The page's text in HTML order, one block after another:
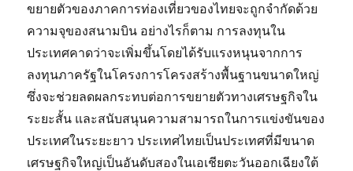
ขยายตัวของภาคการท่องเที่ยวของไทยจะถูกจำกัดด้วย
ความจุของสนามบิน อย่างไรก็ตาม การลงทุนใน
ประเทศคาดว่าจะเพิ่มขึ้นโดยได้รับแรงหนุนจากการ
ลงทุนภาครัฐในโครงการโครงสร้างพื้นฐานขนาดใหญ่
ซึ่งจะช่วยลดผลกระทบต่อการขยายตัวทางเศรษฐกิจใน
ระยะสั้น และสนับสนุนความสามารถในการแข่งขันของ
ประเทศในระยะยาว ประเทศไทยเป็นประเทศที่มีขนาด
เศรษฐกิจใหญ่เป็นอันดับสองในเอเชียตะวันออกเฉียงใต้